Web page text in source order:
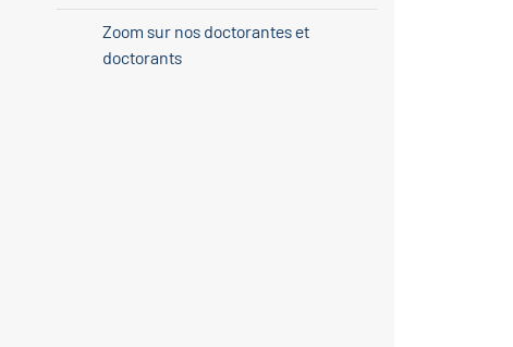
Zoom sur nos doctorantes et
doctorants